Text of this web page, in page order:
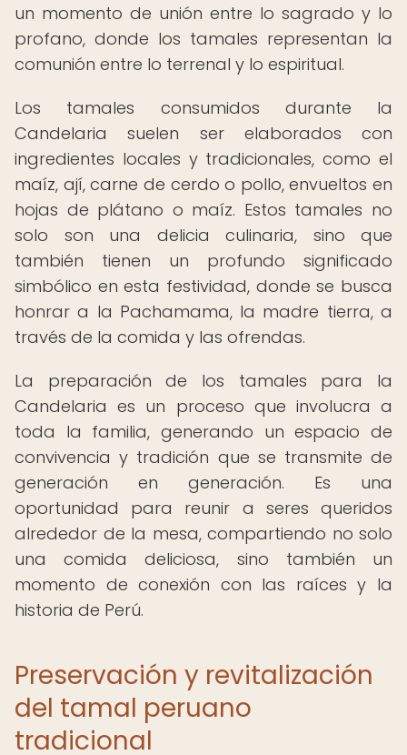
un momento de unión entre lo sagrado y lo
profano, donde los tamales representan la
comunión entre lo terrenal y lo espiritual.
Los tamales consumidos durante la
Candelaria suelen ser elaborados con
ingredientes locales y tradicionales, como el
maíz, ají, carne de cerdo o pollo, envueltos en
hojas de plátano o maíz. Estos tamales no
solo son una delicia culinaria, sino que
también tienen un profundo significado
simbólico en esta festividad, donde se busca
honrar a la Pachamama, la madre tierra, a
través de la comida y las ofrendas.
La preparación de los tamales para la
Candelaria es un proceso que involucra a
toda la familia, generando un espacio de
convivencia y tradición que se transmite de
generación en generación. Es una
oportunidad para reunir a seres queridos
alrededor de la mesa, compartiendo no solo
una comida deliciosa, sino también un
momento de conexión con las raíces y la
historia de Perú.
Preservación y revitalización
del tamal peruano
tradicional